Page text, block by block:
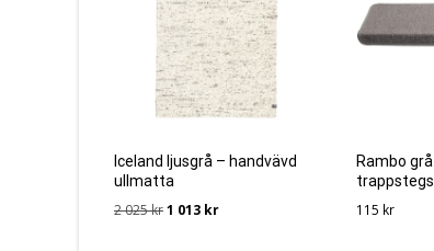
Iceland ljusgrå – handvävd
ullmatta
2 025krDet
1 013 krDet
Rambo
115 kr